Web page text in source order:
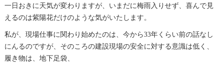
一日おきに天気が変わりますが、いまだに梅雨入りせず、喜んで見
えるのは紫陽花だけのような気がいたします。
私が、現場仕事に関わり始めたのは、今から33年くらい前の話なし
にんるのですが、そのころの建設現場の安全に対する意識は低く、
履き物は、地下足袋、